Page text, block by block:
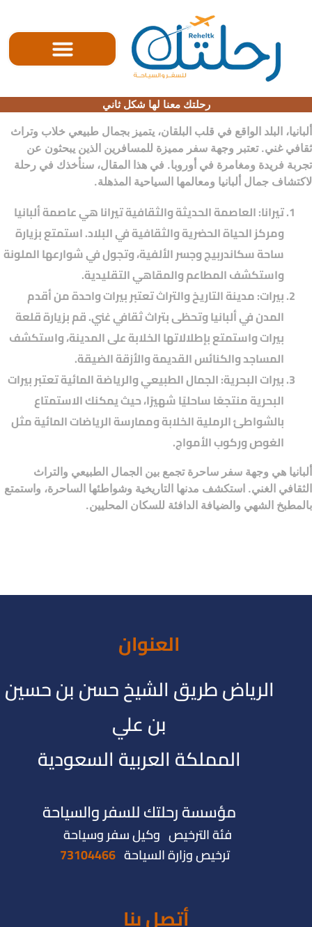
رحلتك معنا لها شكل ثاني
ألبانيا، البلد الواقع في قلب البلقان، يتميز بجمال طبيعي خلاب وتراث
ثقافي غني. تعتبر وجهة سفر مميزة للمسافرين الذين يبحثون عن
تجربة فريدة ومغامرة في أوروبا. في هذا المقال، سنأخذك في رحلة
لاكتشاف جمال ألبانيا ومعالمها السياحية المذهلة.
تيرانا: العاصمة الحديثة والثقافية تيرانا هي عاصمة ألبانيا
ومركز الحياة الحضرية والثقافية في البلاد. استمتع بزيارة
ساحة سكاندربيج وجسر الألفية، وتجول في شوارعها الملونة
واستكشف المطاعم والمقاهي التقليدية.
بيرات: مدينة التاريخ والتراث تعتبر بيرات واحدة من أقدم
المدن في ألبانيا وتحظى بتراث ثقافي غني. قم بزيارة قلعة
بيرات واستمتع بإطلالاتها الخلابة على المدينة، واستكشف
المساجد والكنائس القديمة والأزقة الضيقة.
بيرات البحرية: الجمال الطبيعي والرياضة المائية تعتبر بيرات
البحرية منتجعًا ساحليًا شهيرًا، حيث يمكنك الاستمتاع
بالشواطئ الرملية الخلابة وممارسة الرياضات المائية مثل
الغوص وركوب الأمواج.
ألبانيا هي وجهة سفر ساحرة تجمع بين الجمال الطبيعي والتراث
الثقافي الغني. استكشف مدنها التاريخية وشواطئها الساحرة، واستمتع
بالمطبخ الشهي والضيافة الدافئة للسكان المحليين.
العنوان
الرياض طريق الشيخ حسن بن حسين
بن علي
المملكة العربية السعودية
مؤسسة رحلتك للسفر والسياحة
فئة الترخيص وكيل سفر وسياحة
ترخيص وزارة السياحة 73104466
أتصل بنا